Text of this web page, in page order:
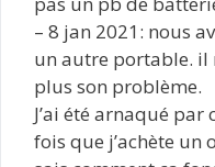
– 8 jan 2021: nous
un autre portable. il
plus son problème.
J’ai été arnaqué par
fois que j’achète un